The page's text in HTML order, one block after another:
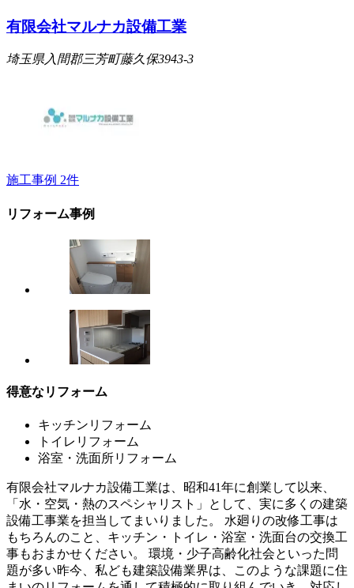
有限会社マルナカ設備工業
埼玉県入間郡三芳町藤久保3943-3
施工事例 2件
リフォーム事例
得意なリフォーム
キッチンリフォーム
トイレリフォーム
浴室・洗面所リフォーム
有限会社マルナカ設備工業は、昭和41年に創業して以来、
「水・空気・熱のスペシャリスト」として、実に多くの建築
設備工事業を担当してまいりました。 水廻りの改修工事は
もちろんのこと、キッチン・トイレ・浴室・洗面台の交換工
事もおまかせください。 環境・少子高齢化社会といった問
題が多い昨今、私ども建築設備業界は、このような課題に住